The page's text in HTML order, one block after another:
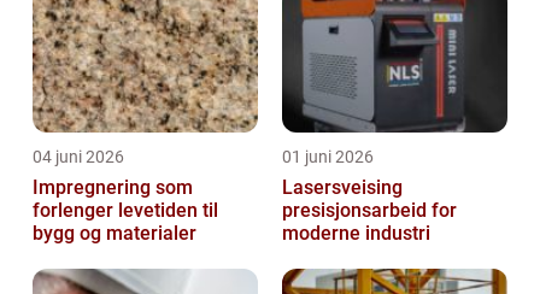
04 juni 2026
Impregnering som
forlenger levetiden til
bygg og materialer
01 juni 2026
Lasersveising
presisjonsarbeid for
moderne industri